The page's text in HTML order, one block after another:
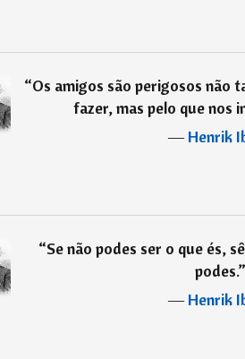
“Os amigos são perigosos não
fazer, mas pelo que nos
―Henrik
“Se não podes ser o que és,
podes.”
―Henrik